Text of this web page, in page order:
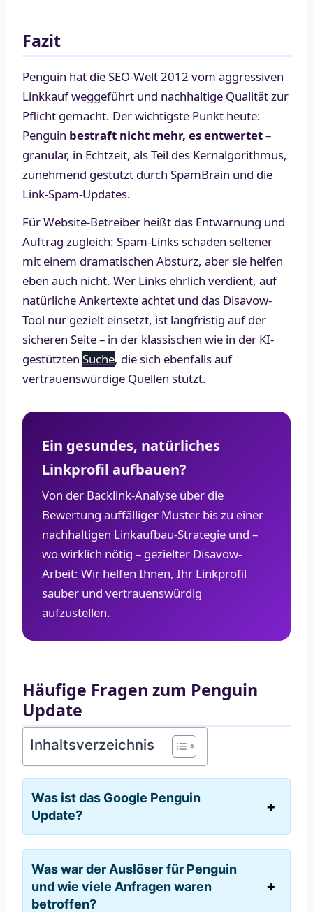
Fazit
Penguin hat die SEO-Welt 2012 vom aggressiven
Linkkauf weggeführt und nachhaltige Qualität zur
Pflicht gemacht. Der wichtigste Punkt heute:
Penguin bestraft nicht mehr, es entwertet–
granular, in Echtzeit, als Teil des Kernalgorithmus,
zunehmend gestützt durch SpamBrain und die
Link-Spam-Updates.
Für Website-Betreiber heißt das Entwarnung und
Auftrag zugleich: Spam-Links schaden seltener
mit einem dramatischen Absturz, aber sie helfen
eben auch nicht. Wer Links ehrlich verdient, auf
natürliche Ankertexte achtet und das Disavow-
Tool nur gezielt einsetzt, ist langfristig auf der
sicheren Seite – in der klassischen wie in der KI-
gestützten Suche, die sich ebenfalls auf
vertrauenswürdige Quellen stützt.
Ein gesundes, natürliches
Linkprofil aufbauen?
Von der Backlink-Analyse über die
Bewertung auffälliger Muster bis zu einer
nachhaltigen Linkaufbau-Strategie und –
wo wirklich nötig – gezielter Disavow-
Arbeit: Wir helfen Ihnen, Ihr Linkprofil
sauber und vertrauenswürdig
aufzustellen.
Häufige Fragen zum Penguin
Update
Inhaltsverzeichnis
Was ist das Google Penguin
Update?
Was war der Auslöser für Penguin
und wie viele Anfragen waren
betroffen?